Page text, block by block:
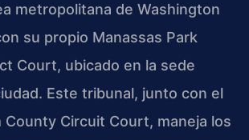
metropolitana de Washington
su propio Manassas Park
Court, ubicado en la sede
Este tribunal, junto con el
County Circuit Court, maneja los